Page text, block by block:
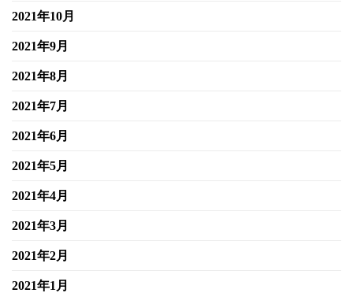
2021年10月
2021年9月
2021年8月
2021年7月
2021年6月
2021年5月
2021年4月
2021年3月
2021年2月
2021年1月